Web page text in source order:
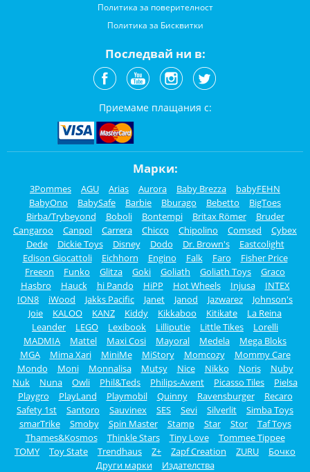
Политика за поверителност
Политика за Бисквитки
Последвай ни в:
Приемаме плащания с:
Марки:
3Pommes AGU Arias Aurora Baby Brezza
babyFEHN
BabyOno
BabySafe Barbie Bburago Bebetto
BigToes
Birba/Trybeyond
Boboli Bontempi Britax Römer
Bruder
Cangaroo
Canpol Carrera Chicco Chipolino Comsed
Cybex
Dede
Dickie Toys Disney Dodo Dr. Brown's
Eastcolight
Edison Giocattoli
Eichhorn Engino Falk Faro
Fisher Price
Freeon
Funko Glitza Goki Goliath Goliath Toys
Graco
Hasbro
Hauck hi Pando HiPP Hot Wheels Injusa
INTEX
ION8
iWood Jakks Pacific Janet Janod Jazwarez
Johnson's
Joie
KALOO KANZ Kiddy Kikkaboo Kitikate
La Reina
Leander
LEGO Lexibook Lilliputie Little Tikes
Lorelli
MADMIA
Mattel Maxi Cosi Mayoral Medela
Mega Bloks
MGA
Mima Xari MiniMe MiStory Momcozy
Mommy Care
Mondo
Moni Monnalisa Mutsy Nice Nikko Noris
Nuby
Nuk
Nuna Owli Phil&Teds Philips-Avent Picasso Tiles
Pielsa
Playgro
PlayLand Playmobil Quinny Ravensburger
Recaro
Safety 1st
Santoro Sauvinex SES Sevi Silverlit
Simba Toys
smarTrike
Smoby Spin Master Stamp Star Stor
Taf Toys
Thames&Kosmos
Thinkle Stars Tiny Love
Tommee Tippee
TOMY
Toy State Trendhaus Z+ Zapf Creation ZURU
Бочко
Други марки
Издателства